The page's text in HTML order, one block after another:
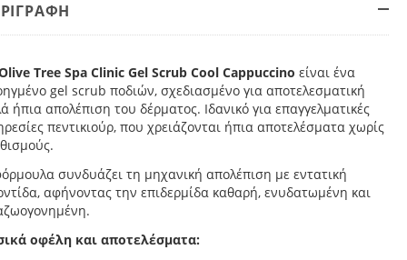
Tree Spa Clinic Gel Scrub Cool Cappuccino είναι ένα
gel scrub ποδιών, σχεδιασμένο για αποτελεσματική
ήπια απολέπιση του δέρματος. Ιδανικό για επαγγελματικές
πεντικιούρ, που χρειάζονται ήπια αποτελέσματα χωρίς
συνδυάζει τη μηχανική απολέπιση με εντατική
αφήνοντας την επιδερμίδα καθαρή, ενυδατωμένη και
οφέλη και αποτελέσματα: